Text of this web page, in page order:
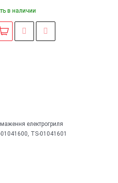
в наличии